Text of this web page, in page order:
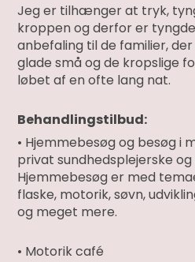
Jeg er tilhænger at tryk,
kroppen og derfor er
anbefaling til de familier,
glade små og de kropslige
løbet af en ofte lang nat.
Behandlingstilbud:
• Hjemmebesøg og besøg i
privat sundhedsplejerske
Hjemmebesøg er med
flaske, motorik, søvn,
og meget mere.
• Motorik café